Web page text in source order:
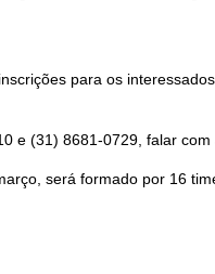
para os
e (31) 8681-0729, falar
será formado por 16